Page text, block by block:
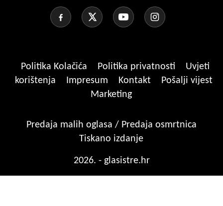
Politika Kolačića Politika privatnosti
Uvjeti
korištenja
Impresum Kontakt
Pošalji vijest
Marketing
Predaja malih oglasa / Predaja osmrtnica
Tiskano izdanje
2026. - glasistre.hr